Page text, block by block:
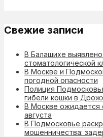
Свежие записи
В Балашихе
стоматологической
В Москве и
погодной опасности
Полиция
гибели кошки в
В Москве ожидается
августа
В Подмосковье
мошенничества: